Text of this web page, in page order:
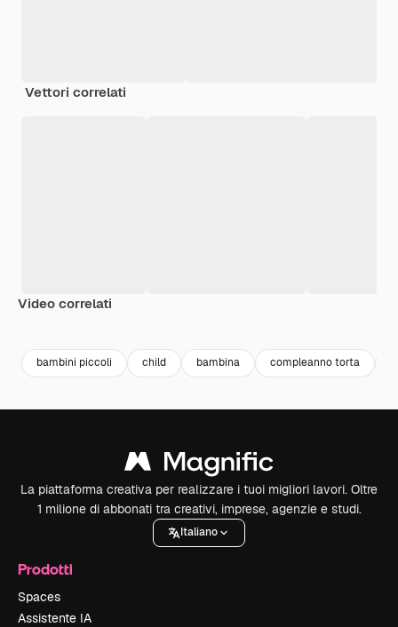
Vettori correlati
Video correlati
bambini piccoli child bambina compleanno torta
La piattaforma creativa per realizzare i tuoi migliori lavori. Oltre
1 milione di abbonati tra creativi, imprese, agenzie e studi.
Italiano
Prodotti
Spaces
Assistente IA